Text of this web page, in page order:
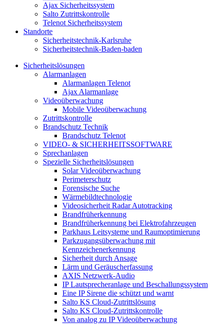
Ajax Sicherheitssystem​
Salto Zutrittskontrolle
Telenot Sicherheitssystem
Standorte
Sicherheitstechnik-Karlsruhe
Sicherheitstechnik-Baden-baden
Sicherheitslösungen
Alarmanlagen
Alarmanlagen Telenot
Ajax Alarmanlage
Videoüberwachung
Mobile Videoüberwachung
Zutrittskontrolle
Brandschutz Technik
Brandschutz Telenot
VIDEO- & SICHERHEITSSOFTWARE
Sprechanlagen
Spezielle Sicherheitslösungen
Solar Videoüberwachung
Perimeterschutz
Forensische Suche
Wärmebildtechnologie
Videosicherheit Radar Autotracking​
Brandfrüherkennung
Brandfrüherkennung bei Elektrofahrzeugen
Parkhaus Leitsysteme und Raumoptimierung
Parkzugangsüberwachung mit
Kennzeichenerkennung
Sicherheit durch Ansage
Lärm und Geräuscherfassung
AXIS Netzwerk-Audio
IP Lautsprecheranlage und Beschallungssystem
Eine IP Sirene die schützt und warnt
Salto KS Cloud-Zutrittslösung
Salto KS Cloud-Zutrittskontrolle
Von analog zu IP Videoüberwachung